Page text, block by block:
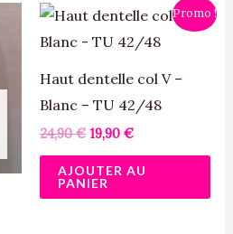
Promo !
Haut dentelle col V –
Blanc – TU 42/48
24,90€
Le
prix
initial
24,90 €.
19,90 €
Le
prix
actuel
19,90 €.
AJOUTER AU
PANIER